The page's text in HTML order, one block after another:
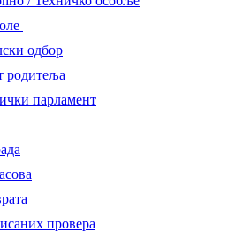
одбор
родитеља
парламент
провера